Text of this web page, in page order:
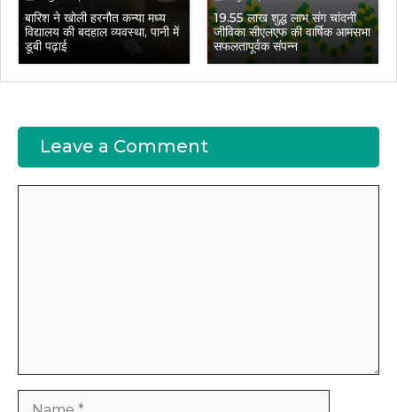
बारिश ने खोली हरनौत कन्या मध्य
विद्यालय की बदहाल व्यवस्था, पानी में
डूबी पढ़ाई
19.55 लाख शुद्ध लाभ संग चांदनी
जीविका सीएलएफ की वार्षिक आमसभा
सफलतापूर्वक संपन्न
Leave a Comment